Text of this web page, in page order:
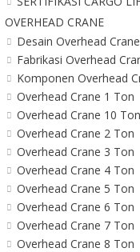
OVERHEAD CRANE
Desain Overhead Crane
Fabrikasi Overhead
Komponen Overhead
Overhead Crane 1 Ton
Overhead Crane 10 Ton
Overhead Crane 2 Ton
Overhead Crane 3 Ton
Overhead Crane 4 Ton
Overhead Crane 5 Ton
Overhead Crane 6 Ton
Overhead Crane 7 Ton
Overhead Crane 8 Ton